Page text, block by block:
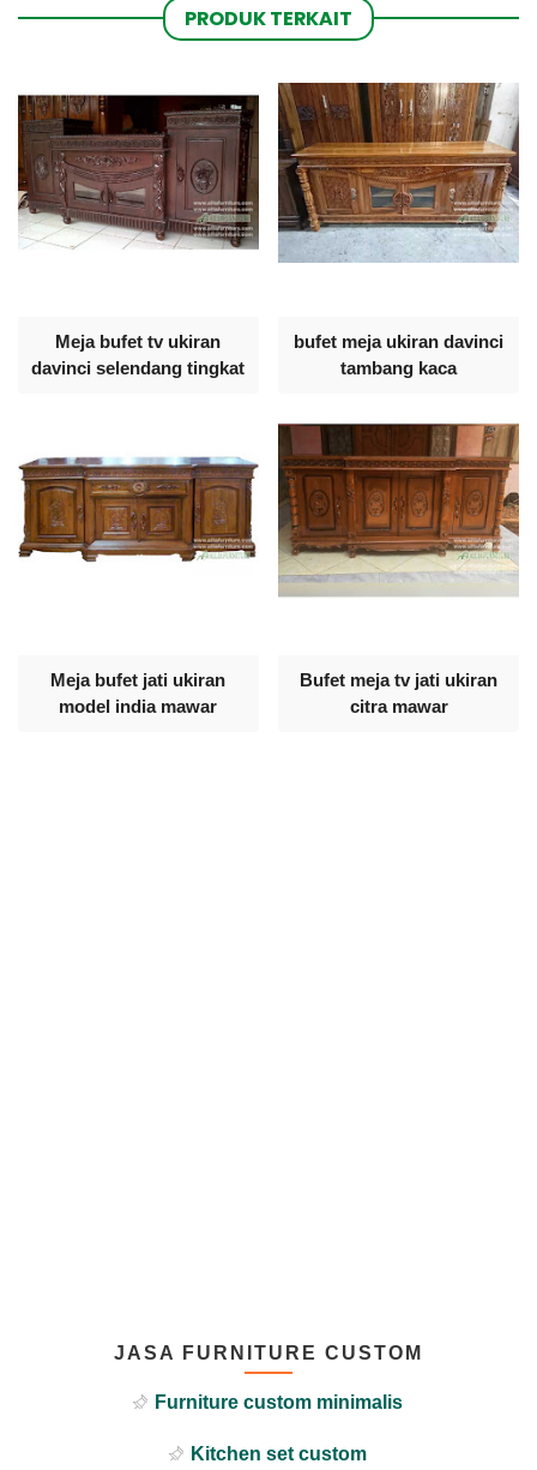
PRODUK TERKAIT
Meja bufet tv ukiran
davinci selendang tingkat
bufet meja ukiran davinci
tambang kaca
Meja bufet jati ukiran
model india mawar
Bufet meja tv jati ukiran
citra mawar
JASA FURNITURE CUSTOM
Furniture custom minimalis
Kitchen set custom